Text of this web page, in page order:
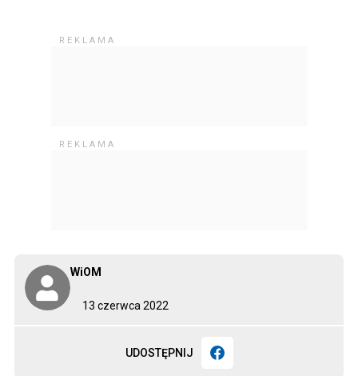
13 czerwca 2022
WiOM
UDOSTĘPNIJ